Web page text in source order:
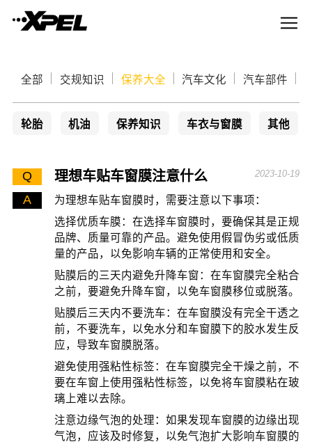
全部 交规知识 保养大全 汽车文化 汽车部件
轮胎 机油 保养知识 车衣与窗膜 其他
Q 理想车贴车窗膜注意什么 2023-10-19
A
为理想车贴车窗膜时，需要注意以下事项：
选择优质车膜：在选择车窗膜时，要确保其是正规
品牌、质量可靠的产品。避免使用假冒伪劣或低质
量的产品，以免影响车辆的正常使用和安全。
贴膜后的三天内避免升降车窗：在车窗膜完全粘合
之前，要避免升降车窗，以免车窗膜移位或脱落。
贴膜后三天内不要洗车：在车窗膜没有完全干透之
前，不要洗车，以免水分和车窗膜下的胶水发生反
应，导致车窗膜脱落。
避免使用强粘性标签：在车窗膜完全干燥之前，不
要在车窗上使用强粘性标签，以免将车窗膜粘在玻
璃上难以去除。
注意边缘气泡的处理：如果发现车窗膜的边缘出现
气泡，应该及时修复，以免气泡扩大影响车窗膜的